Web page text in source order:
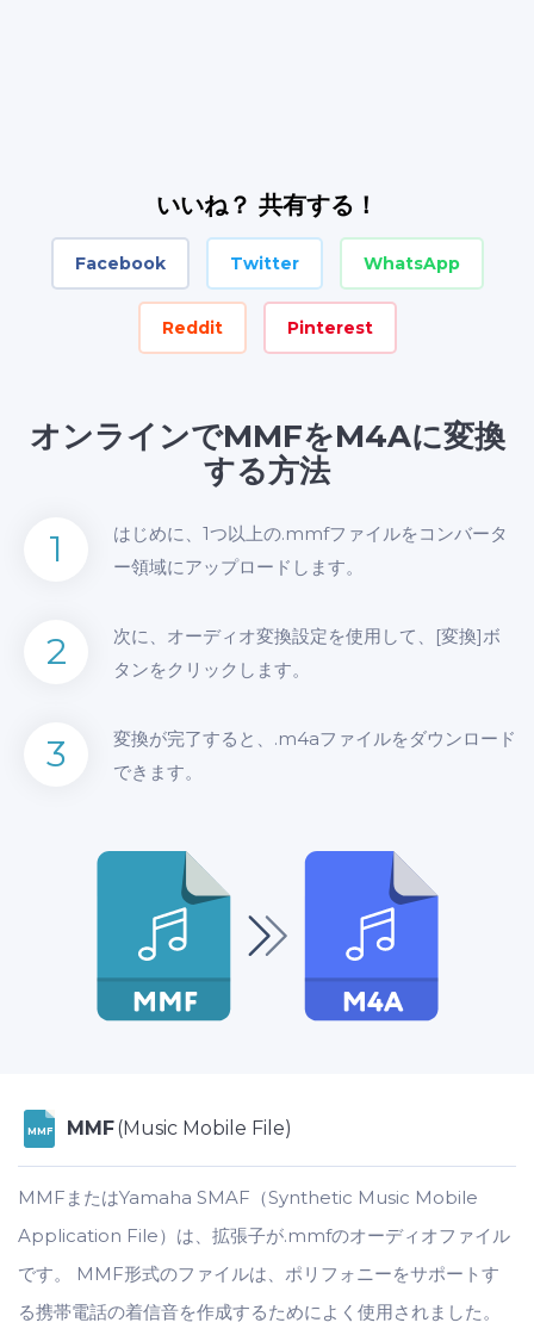
いいね？ 共有する！
Facebook Twitter WhatsApp
Reddit Pinterest
オンラインでMMFをM4Aに変換
する方法
1
はじめに、1つ以上の.mmfファイルをコンバータ
ー領域にアップロードします。
2
次に、オーディオ変換設定を使用して、[変換]ボ
タンをクリックします。
3
変換が完了すると、.m4aファイルをダウンロード
できます。
MMF MMF(Music Mobile File)
MMFまたはYamaha SMAF（Synthetic Music Mobile
Application File）は、拡張子が.mmfのオーディオファイル
です。 MMF形式のファイルは、ポリフォニーをサポートす
る携帯電話の着信音を作成するためによく使用されました。